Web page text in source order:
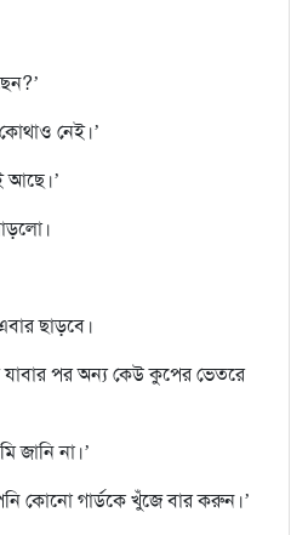
নেই।’
আছে।’
ছাড়বে।
পর অন‍্য কেউ কুপের ভেতরে
জানি না।’
কোনো গার্ডকে খুঁজে বার করুন।’